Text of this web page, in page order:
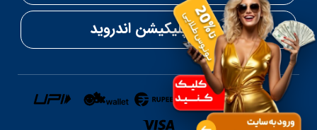
دانلود اپلیکیشن اندروید